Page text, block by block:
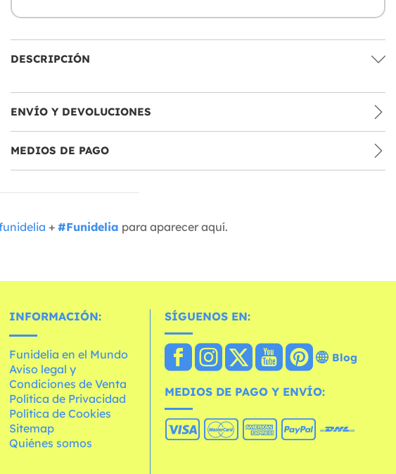
DESCRIPCIÓN
ENVÍO Y DEVOLUCIONES
MEDIOS DE PAGO
+ #Funidelia para aparecer aquí.
INFORMACIÓN:
Funidelia en el Mundo
Aviso legal y
Condiciones de Venta
Política de Privacidad
Política de Cookies
Sitemap
Quiénes somos
SÍGUENOS EN:
Blog
MEDIOS DE PAGO Y ENVÍO: